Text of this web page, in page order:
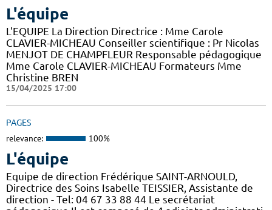
L'équipe
L'EQUIPE La Direction Directrice : Mme Carole
CLAVIER-MICHEAU Conseiller scientifique : Pr Nicolas
MENJOT DE CHAMPFLEUR Responsable pédagogique
Mme Carole CLAVIER-MICHEAU Formateurs Mme
Christine BREN
15/04/2025 17:00
PAGES
relevance: 100%
L'équipe
Equipe de direction Frédérique SAINT-ARNOULD,
Directrice des Soins Isabelle TEISSIER, Assistante de
direction - Tel: 04 67 33 88 44 Le secrétariat